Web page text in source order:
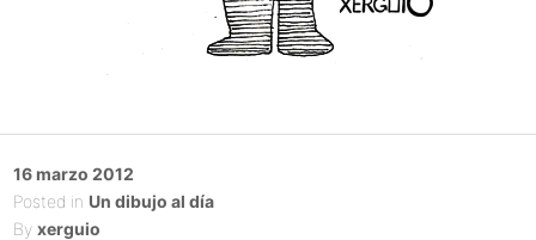
Posted
on
16 marzo 2012
Posted in Un dibujo al día
By xerguio